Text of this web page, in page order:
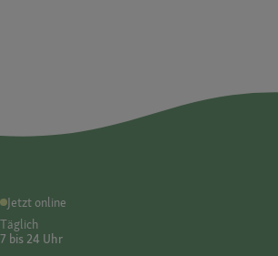
Jetzt online
Täglich
7 bis 24 Uhr